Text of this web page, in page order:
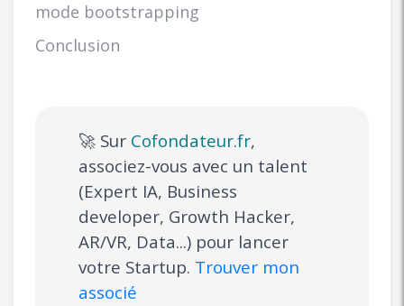
mode bootstrapping
Conclusion
🚀 Sur Cofondateur.fr,
associez-vous avec un talent
(Expert IA, Business
developer, Growth Hacker,
AR/VR, Data...) pour lancer
votre Startup. Trouver mon
associé